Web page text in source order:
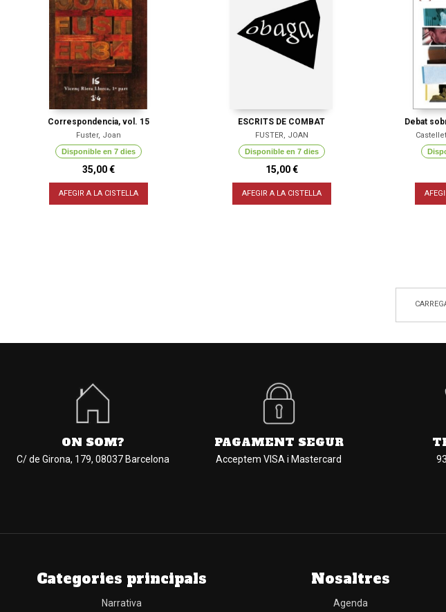
Correspondencia, vol. 15
Fuster, Joan
Disponible en 7 dies
35,00 €
AFEGIR A LA CISTELLA
ESCRITS DE COMBAT
FUSTER, JOAN
Disponible en 7 dies
15,00 €
AFEGIR A LA CISTELLA
Debat
ON SOM?
C/ de Girona, 179, 08037 Barcelona
PAGAMENT SEGUR
Acceptem VISA i Mastercard
Categories principals
Narrativa
Nosaltres
Agenda